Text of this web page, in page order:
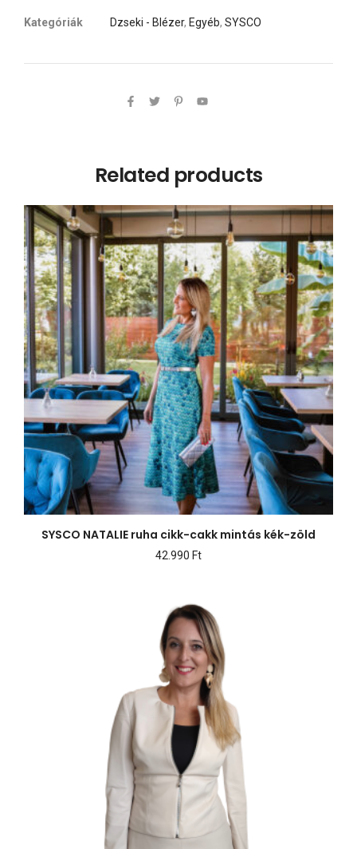
Kategóriák Dzseki - Blézer, Egyéb, SYSCO
Related products
SYSCO NATALIE ruha cikk-cakk mintás kék-zöld
42.990 Ft